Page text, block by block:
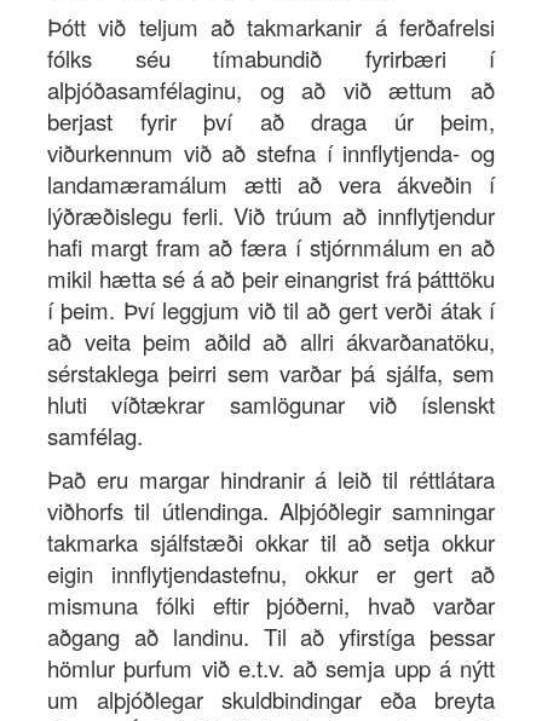
Þótt við teljum að takmarkanir á ferðafrelsi
fólks séu tímabundið fyrirbæri í
alþjóðasamfélaginu, og að við ættum að
berjast fyrir því að draga úr þeim,
viðurkennum við að stefna í innflytjenda- og
landamæramálum ætti að vera ákveðin í
lýðræðislegu ferli. Við trúum að innflytjendur
hafi margt fram að færa í stjórnmálum en að
mikil hætta sé á að þeir einangrist frá þátttöku
í þeim. Því leggjum við til að gert verði átak í
að veita þeim aðild að allri ákvarðanatöku,
sérstaklega þeirri sem varðar þá sjálfa, sem
hluti víðtækrar samlögunar við íslenskt
samfélag.
Það eru margar hindranir á leið til réttlátara
viðhorfs til útlendinga. Alþjóðlegir samningar
takmarka sjálfstæði okkar til að setja okkur
eigin innflytjendastefnu, okkur er gert að
mismuna fólki eftir þjóðerni, hvað varðar
aðgang að landinu. Til að yfirstíga þessar
hömlur þurfum við e.t.v. að semja upp á nýtt
um alþjóðlegar skuldbindingar eða breyta